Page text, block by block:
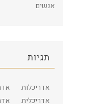
אנשים
תגיות
אדריכלות
אדריכלית